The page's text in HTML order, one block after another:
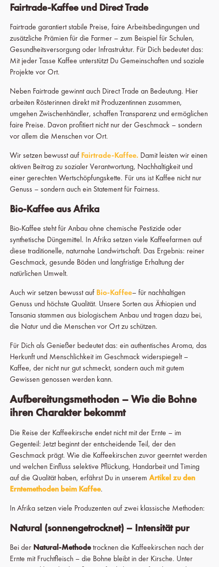
Fairtrade-Kaffee und Direct Trade
Fairtrade garantiert stabile Preise, faire Arbeitsbedingungen und
zusätzliche Prämien für die Farmer – zum Beispiel für Schulen,
Gesundheitsversorgung oder Infrastruktur. Für Dich bedeutet das:
Mit jeder Tasse Kaffee unterstützt Du Gemeinschaften und soziale
Projekte vor Ort.
Neben Fairtrade gewinnt auch Direct Trade an Bedeutung. Hier
arbeiten Rösterinnen direkt mit Produzentinnen zusammen,
umgehen Zwischenhändler, schaffen Transparenz und ermöglichen
faire Preise. Davon profitiert nicht nur der Geschmack – sondern
vor allem die Menschen vor Ort.
Wir setzen bewusst auf Fairtrade-Kaffee. Damit leisten wir einen
aktiven Beitrag zu sozialer Verantwortung, Nachhaltigkeit und
einer gerechten Wertschöpfungskette. Für uns ist Kaffee nicht nur
Genuss – sondern auch ein Statement für Fairness.
Bio-Kaffee aus Afrika
Bio-Kaffee steht für Anbau ohne chemische Pestizide oder
synthetische Düngemittel. In Afrika setzen viele Kaffeefarmen auf
diese traditionelle, naturnahe Landwirtschaft. Das Ergebnis: reiner
Geschmack, gesunde Böden und langfristige Erhaltung der
natürlichen Umwelt.
Auch wir setzen bewusst auf Bio-Kaffee– für nachhaltigen
Genuss und höchste Qualität. Unsere Sorten aus Äthiopien und
Tansania stammen aus biologischem Anbau und tragen dazu bei,
die Natur und die Menschen vor Ort zu schützen.
Für Dich als Genießer bedeutet das: ein authentisches Aroma, das
Herkunft und Menschlichkeit im Geschmack widerspiegelt –
Kaffee, der nicht nur gut schmeckt, sondern auch mit gutem
Gewissen genossen werden kann.
Aufbereitungsmethoden – Wie die Bohne
ihren Charakter bekommt
Die Reise der Kaffeekirsche endet nicht mit der Ernte – im
Gegenteil: Jetzt beginnt der entscheidende Teil, der den
Geschmack prägt. Wie die Kaffeekirschen zuvor geerntet werden
und welchen Einfluss selektive Pflückung, Handarbeit und Timing
auf die Qualität haben, erfährst Du in unserem Artikel zu den
Erntemethoden beim Kaffee.
In Afrika setzen viele Produzenten auf zwei klassische Methoden:
Natural (sonnengetrocknet) – Intensität pur
Bei der Natural-Methodetrocknen die Kaffeekirschen nach der
Ernte mit Fruchtfleisch – die Bohne bleibt in der Kirsche. Unter